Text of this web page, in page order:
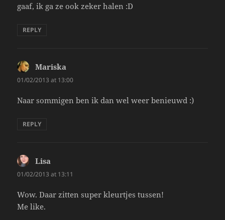
gaaf, ik ga ze ook zeker halen :D
REPLY
Mariska
01/02/2013 at 13:00
Naar sommigen ben ik dan wel weer benieuwd :)
REPLY
Lisa
01/02/2013 at 13:11
Wow. Daar zitten super kleurtjes tussen!
Me like.